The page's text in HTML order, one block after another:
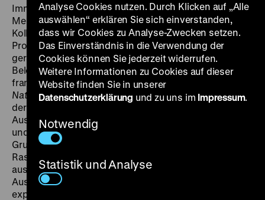
Immer wieder mal tauchen in den Filmen der
Medvedkine Gruppen und anderer französischer
Kollektive migrantische Arbeiter auf. Zu zentralen
Protagonisten werden sie jedoch selten, obwohl sie
gerade in den Fabriken einen großen Prozentsatz der
Belegschaft ausmachen und gegenüber ihren
französischen Kollegen oft doppelt prekarisiert sind.
Nationalité: Immigrébricht mit dieser Perspektive, mit
der die Filmarbeit letztlich die gesellschaftliche
Ausgrenzung stillschweigend reproduzierte. Mit Witz
und Sarkasmus erzählt der Film vom Alltag einer
Gruppe Westafrikaner, die es satt haben: den täglichen
Rassismus, die erzwungene Klandestinität und ihre
aus der Diskriminierung resultierende zusätzliche
Ausbeutung. Zentrales Ereignis in dem teils
experimentell inszenierten Film ist ein Mieterstreik in
Analyse Cookies nutzen. Durch Klicken auf „Alle
auswählen“ erklären Sie sich einverstanden,
dass wir Cookies zu Analyse-Zwecken setzen.
Das Einverständnis in die Verwendung der
Cookies können Sie jederzeit widerrufen.
Weitere Informationen zu Cookies auf dieser
Website finden Sie in unserer
Datenschutzerklärung und zu uns im Impressum.
Notwendig
Statistik und Analyse